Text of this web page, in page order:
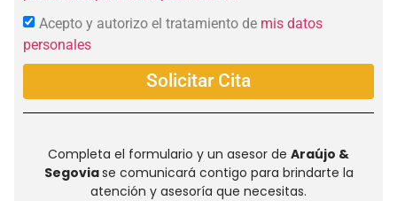
Acepto y autorizo el tratamiento de mis datos
personales
Solicitar Cita
Completa el formulario y un asesor de Araújo &
Segoviase comunicará contigo para brindarte la
atención y asesoría que necesitas.